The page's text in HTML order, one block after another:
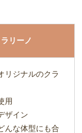
リーノ
リジナルのクラ
用
ザイン
んな体型にも合